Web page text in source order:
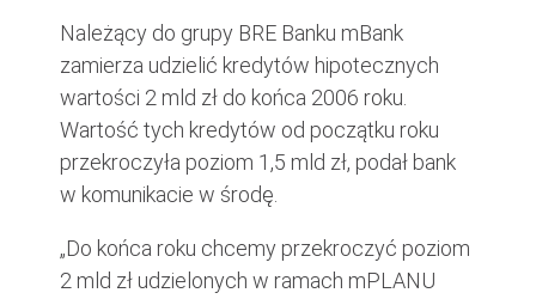
Należący do grupy BRE Banku mBank
zamierza udzielić kredytów hipotecznych
wartości 2 mld zł do końca 2006 roku.
Wartość tych kredytów od początku roku
przekroczyła poziom 1,5 mld zł, podał bank
w komunikacie w środę.
„Do końca roku chcemy przekroczyć poziom
2 mld zł udzielonych w ramach mPLANU